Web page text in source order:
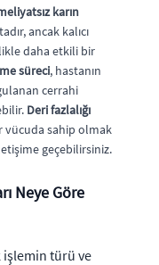
karın
ancak kalıcı
daha etkili bir
süreci, hastanın
cerrahi
Deri fazlalığı
sahip olmak
geçebilirsiniz.
Neye Göre
işlemin türü ve